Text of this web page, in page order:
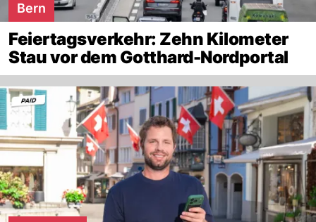
Bern
Feiertagsverkehr: Zehn Kilometer
Stau vor dem Gotthard-Nordportal